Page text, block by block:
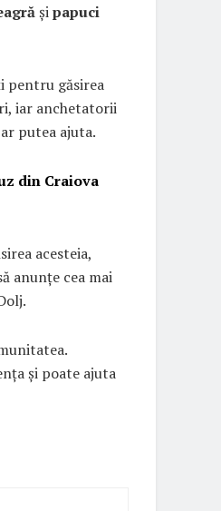
șipapuci
pentru găsirea
iar anchetatorii
putea ajuta.
din Craiova
acesteia,
anunțe cea mai
și poate ajuta